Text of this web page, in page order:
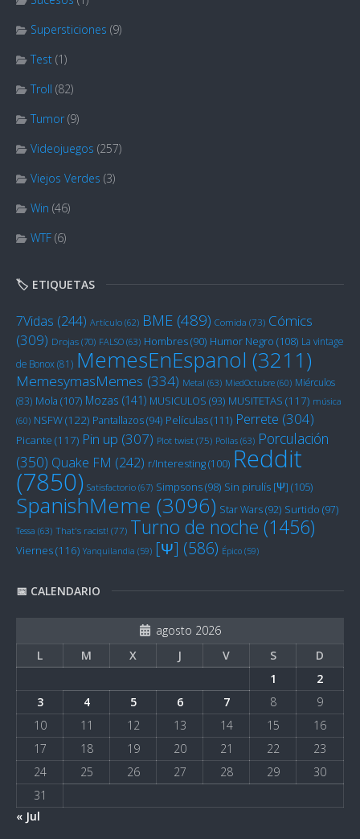
Supersticiones (9)
Test (1)
Troll (82)
Tumor (9)
Videojuegos (257)
Viejos Verdes (3)
Win (46)
WTF (6)
🏷️ ETIQUETAS
7Vidas (244) Artículo (62) BME (489) Comida (73) Cómics
(309) Drojas (70) FALSO (63) Hombres(90) Humor Negro (108) La vintage
de Bonox(81) MemesEnEspanol (3211)
MemesymasMemes (334) Metal (63) MiedOctubre (60) Miérculos
(83) Mola (107) Mozas (141) MUSICULOS (93) MUSITETAS (117) música
(60) NSFW(122) Pantallazos(94) Películas(111) Perrete (304)
Picante (117) Pin up (307) Plot twist (75) Pollas (63) Porculación
(350) Quake FM (242) r/Interesting(100) Reddit
(7850) Satisfactorio (67) Simpsons(98) Sin pirulís [Ψ] (105)
SpanishMeme (3096) Star Wars(92) Surtido (97)
Tessa (63) That's racist! (77) Turno de noche (1456)
Viernes(116) Yanquilandia (59) [Ψ] (586) Épico (59)
📅 CALENDARIO
agosto 2026
L
M X J V S
D
1
2
3
4 5 6 7 8
9
10
11 12 13 14 15
16
17
18 19 20 21 22
23
24
25 26 27 28 29
30
31
« Jul